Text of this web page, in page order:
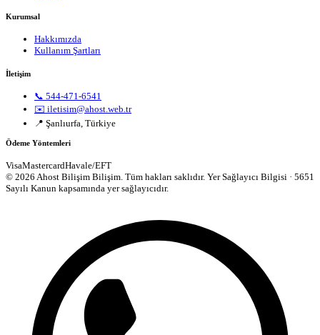
Kurumsal
Hakkımızda
Kullanım Şartları
İletişim
📞 544-471-6541
✉️ iletisim@ahost.web.tr
📍 Şanlıurfa, Türkiye
Ödeme Yöntemleri
VisaMastercardHavale/EFT
© 2026 Ahost Bilişim Bilişim. Tüm hakları saklıdır. Yer Sağlayıcı Bilgisi · 5651
Sayılı Kanun kapsamında yer sağlayıcıdır.